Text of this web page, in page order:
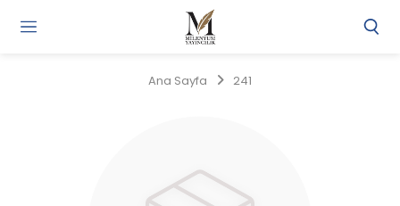
Ana Sayfa 241